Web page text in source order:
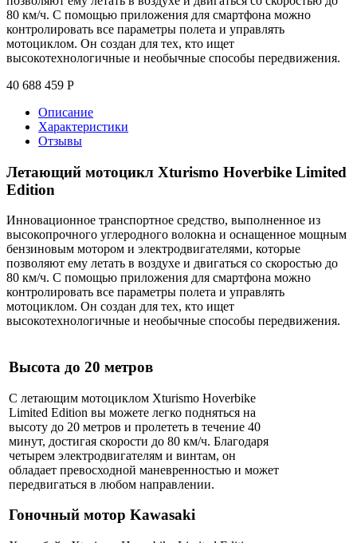
80 км/ч. С помощью приложения для смартфона можно
контролировать все параметры полета и управлять
мотоциклом. Он создан для тех, кто ищет
высокотехнологичные и необычные способы передвижения.
40 688 459 Р
Описание
Характеристики
Отзывы
Летающий мотоцикл Xturismo Hoverbike Limited
Edition
Инновационное транспортное средство, выполненное из
высокопрочного углеродного волокна и оснащенное мощным
бензиновым мотором и электродвигателями, которые
позволяют ему летать в воздухе и двигаться со скоростью до
80 км/ч. С помощью приложения для смартфона можно
контролировать все параметры полета и управлять
мотоциклом. Он создан для тех, кто ищет
высокотехнологичные и необычные способы передвижения.
Высота до 20 метров
С летающим мотоциклом Xturismo Hoverbike
Limited Edition вы можете легко подняться на
высоту до 20 метров и пролететь в течение 40
минут, достигая скорости до 80 км/ч. Благодаря
четырем электродвигателям и винтам, он
обладает превосходной маневренностью и может
передвигаться в любом направлении.
Гоночный мотор Kawasaki